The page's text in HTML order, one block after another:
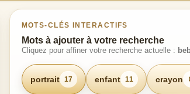
MOTS-CLÉS INTERACTIFS
Mots à ajouter à votre recherche
Cliquez pour affiner votre recherche actuelle :
portrait 17 enfant 11 crayon